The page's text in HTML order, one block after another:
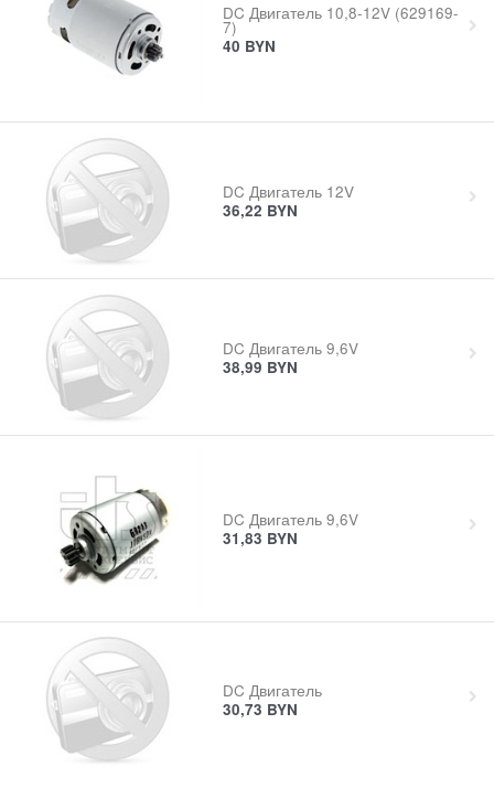
DC Двигатель 10,8-12V (629169-
7)
40 BYN
DC Двигатель 12V
36,22 BYN
DC Двигатель 9,6V
38,99 BYN
DC Двигатель 9,6V
31,83 BYN
DC Двигатель
30,73 BYN